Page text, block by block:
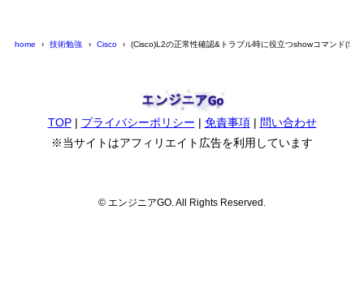
home 技術勉強 Cisco (Cisco)L2の正常性確認&トラブル時に役立つshowコマンド
TOP| プライバシーポリシー | 免責事項| 問い合わせ
※当サイトはアフィリエイト広告を利用しています
© エンジニアGO. All Rights Reserved.